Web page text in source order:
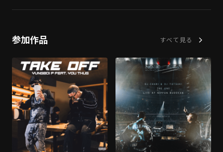
参加作品 すべて見る